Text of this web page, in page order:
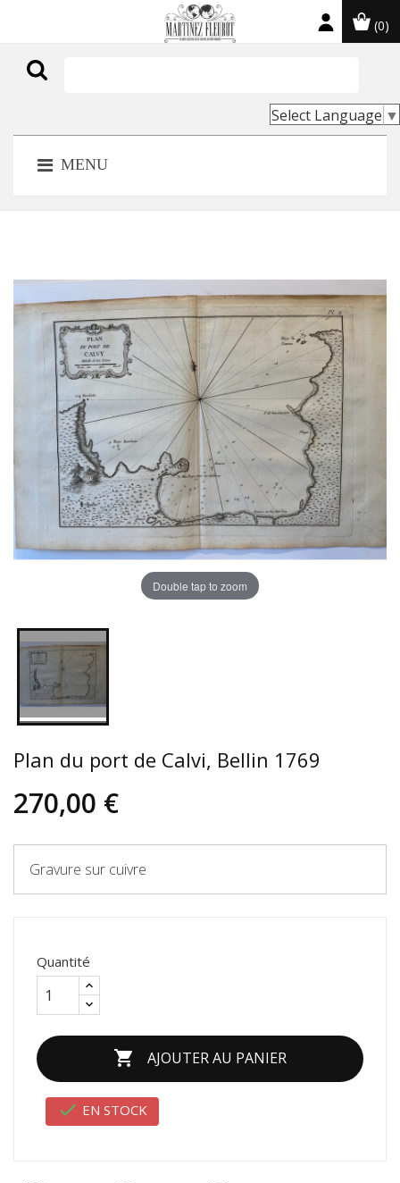
(0)
Select Language ▼
MENU
Double tap to zoom
Plan du port de Calvi, Bellin 1769
270,00 €
Gravure sur cuivre
Quantité
 AJOUTER AU PANIER
 EN STOCK